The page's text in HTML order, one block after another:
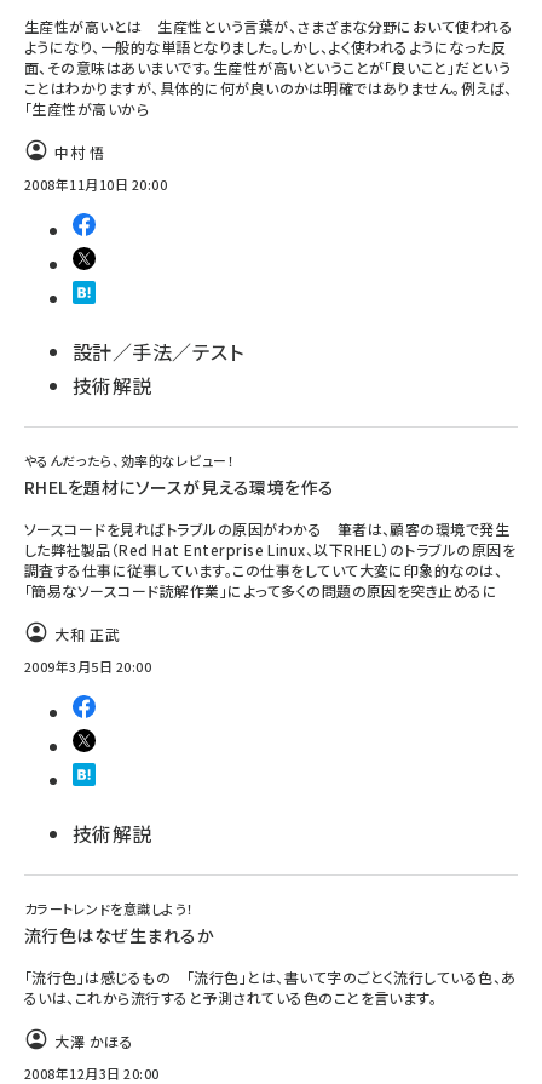
生産性が高いとは 生産性という言葉が、さまざまな分野において使われる
ようになり、一般的な単語となりました。しかし、よく使われるようになった反
面、その意味はあいまいです。生産性が高いということが「良いこと」だという
ことはわかりますが、具体的に何が良いのかは明確ではありません。例えば、
「生産性が高いから
中村 悟
2008年11月10日 20:00
設計／手法／テスト
技術解説
やるんだったら、効率的なレビュー！
RHELを題材にソースが見える環境を作る
ソースコードを見ればトラブルの原因がわかる 筆者は、顧客の環境で発生
した弊社製品（Red Hat Enterprise Linux、以下RHEL）のトラブルの原因を
調査する仕事に従事しています。この仕事をしていて大変に印象的なのは、
「簡易なソースコード読解作業」によって多くの問題の原因を突き止めるに
大和 正武
2009年3月5日 20:00
技術解説
カラートレンドを意識しよう！
流行色はなぜ生まれるか
「流行色」は感じるもの 「流行色」とは、書いて字のごとく流行している色、あ
るいは、これから流行すると予測されている色のことを言います。
大澤 かほる
2008年12月3日 20:00